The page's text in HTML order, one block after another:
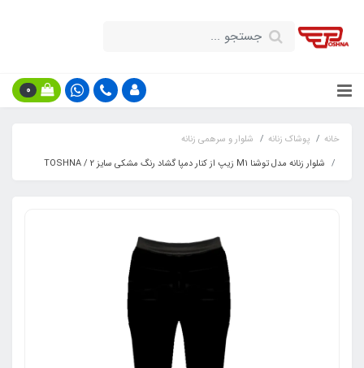
0
خانه پوشاک زنانه
شلوار و سرهمی زنانه
شلوار زنانه مدل توشنا M1 زیپ از کنار دمپا گشاد رنگ مشکی سایز 2 / TOSHNA